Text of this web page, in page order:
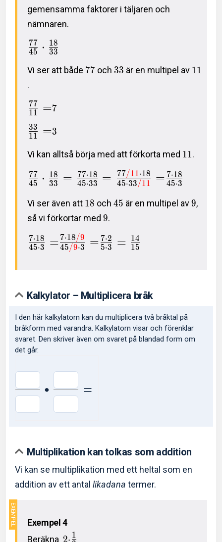
gemensamma faktorer i täljaren och
nämnaren.
45
77 ⋅ 33
18
Vi ser att både 77 och 33 är en multipel av 11
.
11
77 =7
11
33 =3
Vi kan alltså börja med att förkorta med 11.
45
77 ⋅ 33
18 = 45⋅33
77⋅18 = 45⋅33/11
77/11⋅18 = 45⋅3
7⋅18
Vi ser även att 18 och 45 är en multipel av9,
så vi förkortar med 9.
45⋅3
7⋅18 =45/9⋅3
7⋅18/9 = 5⋅3
7⋅2 = 15
14
Kalkylator – Multiplicera bråk
I den här kalkylatorn kan du multiplicera två bråktal på
bråkform med varandra. Kalkylatorn visar och förenklar
svaret. Den skriver även om svaret på blandad form om
det går.
⋅ =
Multiplikation kan tolkas som addition
Vi kan se multiplikation med ett heltal som en
addition av ett antal likadana termer.
Exempel 4
Beräkna 2⋅ 1